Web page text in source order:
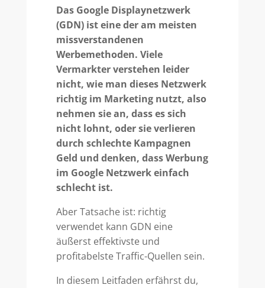
Das Google Displaynetzwerk
(GDN) ist eine der am meisten
missverstandenen
Werbemethoden. Viele
Vermarkter verstehen leider
nicht, wie man dieses Netzwerk
richtig im Marketing nutzt, also
nehmen sie an, dass es sich
nicht lohnt, oder sie verlieren
durch schlechte Kampagnen
Geld und denken, dass Werbung
im Google Netzwerk einfach
schlecht ist.
Aber Tatsache ist: richtig
verwendet kann GDN eine
äußerst effektivste und
profitabelste Traffic-Quellen sein.
In diesem Leitfaden erfährst du,